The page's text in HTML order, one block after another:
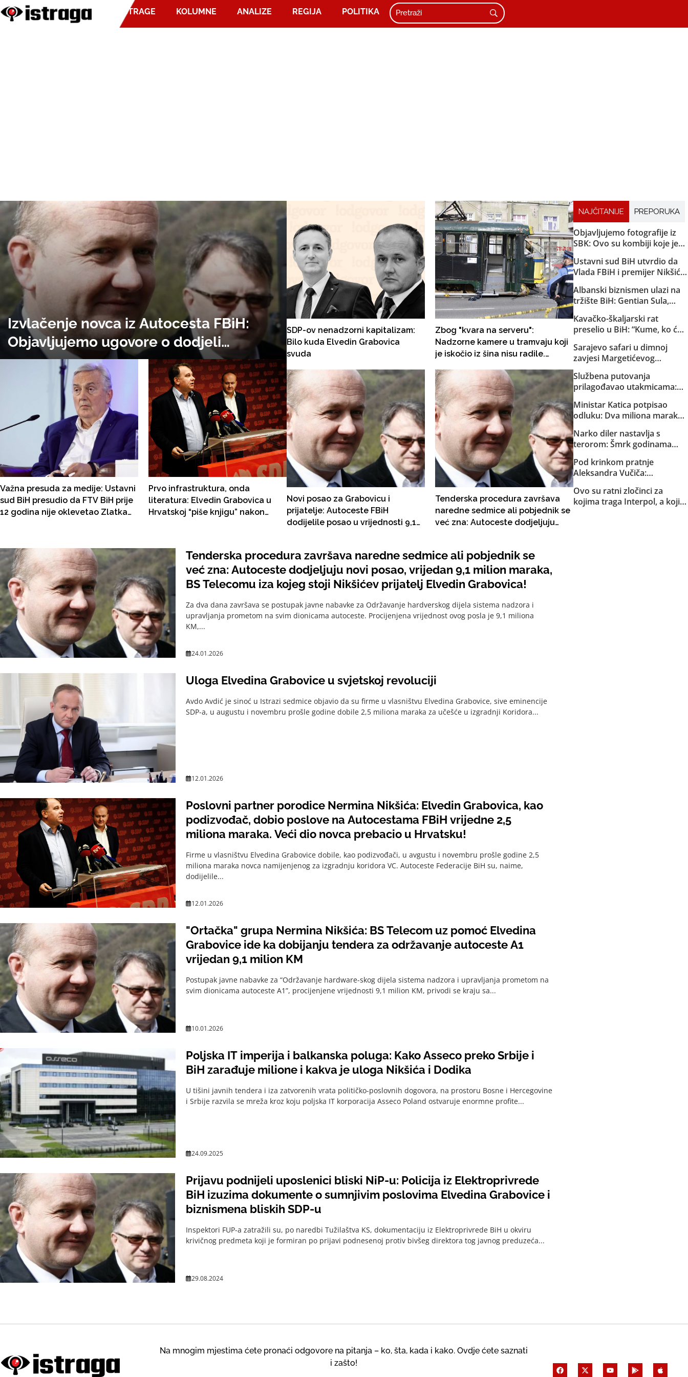
ISTRAGE KOLUMNE ANALIZE REGIJA POLITIKA
Izvlačenje novca iz Autocesta FBiH:
Objavljujemo ugovore o dodjeli
milionskih poslova firmama Elvedina
Grabovice, poslovnog partnera
Nermina Nikšića
Važna presuda za medije: Ustavni
sud BiH presudio da FTV BiH prije
12 godina nije oklevetao Zlatka
Prvo infrastruktura, onda
literatura: Elvedin Grabovica u
Hrvatskoj “piše knjigu” nakon
SDP-ov nenadzorni kapitalizam:
Bilo kuda Elvedin Grabovica
svuda
Zbog "kvara na serveru":
Nadzorne kamere u tramvaju koji
je iskočio iz šina nisu radile.
novembru prošle godine!
Novi posao za Grabovicu i
prijatelje: Autoceste FBiH
dodijelile posao u vrijednosti 9,1
Tenderska procedura završava
naredne sedmice ali pobjednik se
već zna: Autoceste dodjeljuju
stoji Nikšićev prijatelj Elvedin
Grabovica!
NAJČITANIJE PREPORUKA
Objavljujemo fotografije iz
SBK: Ovo su kombiji koje je
Republike Srpske za akciju u
Bugojnu!
Ustavni sud BiH utvrdio da
Vlada FBiH i premijer Nikšić
odluka: Sud obavijestio
državno Tužilaštvo
Albanski biznismen ulazi na
tržište BiH: Gentian Sula,
u dvije države, dobio licencu
DERK-a za trgovinu strujom
Kavačko-škaljarski rat
preselio u BiH: “Kume, ko će
Sarajevo safari u dimnoj
zavjesi Margetićevog
medijski spektakl i nula
konkretnih dokaza
Službena putovanja
prilagođavao utakmicama:
državnom trošku pratio
reprezentaciju BiH
Ministar Katica potpisao
odluku: Dva miliona maraka
osiguranje helikoptera MUP-
a KS
Narko diler nastavlja s
terorom: Šmrk godinama
Sarajlije i snima svoje
brutalne akcije!
Pod krinkom pratnje
Aleksandra Vučiča:
upala u Federaciju. Kretali se
kvadovima i pješke po šumi
Ovo su ratni zločinci za
kojima traga Interpol, a koji
Tenderska procedura završava naredne sedmice ali pobjednik se
već zna: Autoceste dodjeljuju novi posao, vrijedan 9,1 milion maraka,
BS Telecomu iza kojeg stoji Nikšićev prijatelj Elvedin Grabovica!
Za dva dana završava se postupak javne nabavke za Održavanje hardverskog dijela sistema nadzora i
upravljanja prometom na svim dionicama autoceste. Procijenjena vrijednost ovog posla je 9,1 miliona
KM,...
24.01.2026
Uloga Elvedina Grabovice u svjetskoj revoluciji
Avdo Avdić je sinoć u Istrazi sedmice objavio da su firme u vlasništvu Elvedina Grabovice, sive eminencije
SDP-a, u augustu i novembru prošle godine dobile 2,5 miliona maraka za učešće u izgradnji Koridora...
12.01.2026
Poslovni partner porodice Nermina Nikšića: Elvedin Grabovica, kao
podizvođač, dobio poslove na Autocestama FBiH vrijedne 2,5
miliona maraka. Veći dio novca prebacio u Hrvatsku!
Firme u vlasništvu Elvedina Grabovice dobile, kao podizvođači, u avgustu i novembru prošle godine 2,5
miliona maraka novca namijenjenog za izgradnju koridora VC. Autoceste Federacije BiH su, naime,
dodijelile...
12.01.2026
"Ortačka" grupa Nermina Nikšića: BS Telecom uz pomoć Elvedina
Grabovice ide ka dobijanju tendera za održavanje autoceste A1
vrijedan 9,1 milion KM
Postupak javne nabavke za “Održavanje hardware-skog dijela sistema nadzora i upravljanja prometom na
svim dionicama autoceste A1”, procijenjene vrijednosti 9,1 milion KM, privodi se kraju sa...
10.01.2026
Poljska IT imperija i balkanska poluga: Kako Asseco preko Srbije i
BiH zarađuje milione i kakva je uloga Nikšića i Dodika
U tišini javnih tendera i iza zatvorenih vrata političko-poslovnih dogovora, na prostoru Bosne i Hercegovine
i Srbije razvila se mreža kroz koju poljska IT korporacija Asseco Poland ostvaruje enormne profite...
24.09.2025
Prijavu podnijeli uposlenici bliski NiP-u: Policija iz Elektroprivrede
BiH izuzima dokumente o sumnjivim poslovima Elvedina Grabovice i
biznismena bliskih SDP-u
Inspektori FUP-a zatražili su, po naredbi Tužilaštva KS, dokumentaciju iz Elektroprivrede BiH u okviru
krivičnog predmeta koji je formiran po prijavi podnesenoj protiv bivšeg direktora tog javnog preduzeća...
29.08.2024
Na mnogim mjestima ćete pronaći odgovore na pitanja – ko, šta, kada i kako. Ovdje ćete saznati
i zašto!